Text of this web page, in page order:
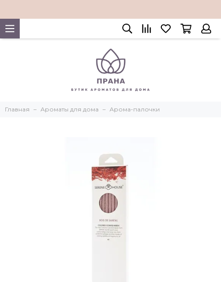
Главная Ароматы для дома Арома-палочки